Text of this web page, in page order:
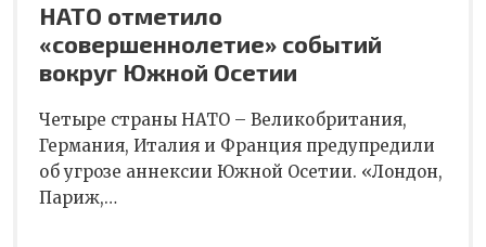
НАТО отметило
«совершеннолетие» событий
вокруг Южной Осетии
Четыре страны НАТО – Великобритания,
Германия, Италия и Франция предупредили
об угрозе аннексии Южной Осетии. «Лондон,
Париж,…